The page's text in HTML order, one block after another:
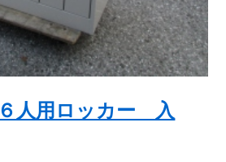
人用ロッカー 入